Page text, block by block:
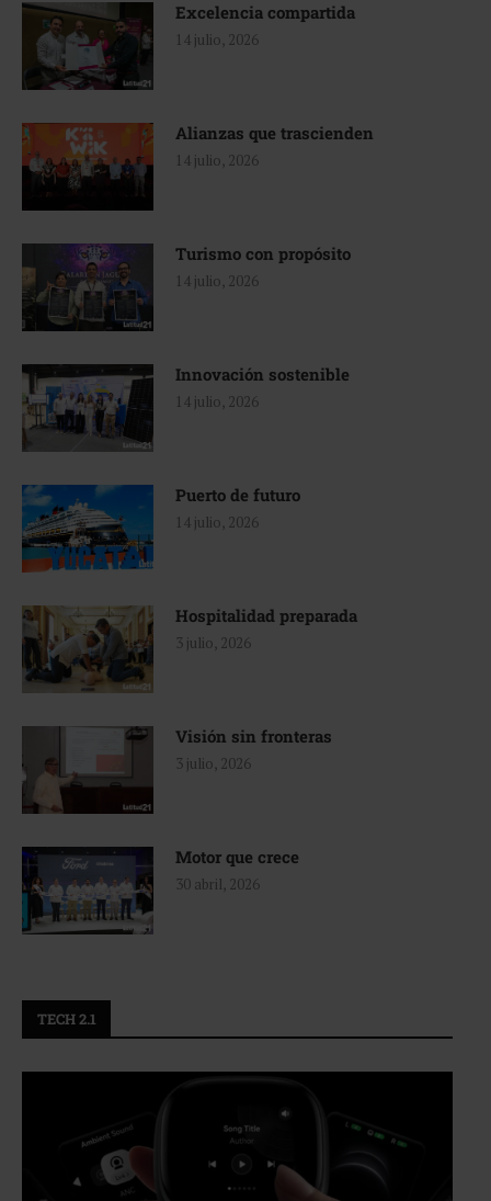
Excelencia compartida
14 julio, 2026
Alianzas que trascienden
14 julio, 2026
Turismo con propósito
14 julio, 2026
Innovación sostenible
14 julio, 2026
Puerto de futuro
14 julio, 2026
Hospitalidad preparada
3 julio, 2026
Visión sin fronteras
3 julio, 2026
Motor que crece
30 abril, 2026
TECH 2.1